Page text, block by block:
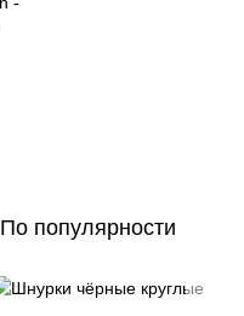
По популярности